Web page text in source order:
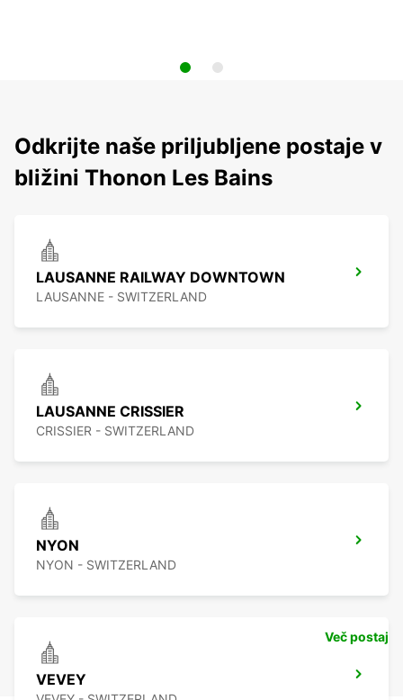
Odkrijte naše priljubljene postaje v
bližini Thonon Les Bains
LAUSANNE RAILWAY DOWNTOWN
LAUSANNE - SWITZERLAND
LAUSANNE CRISSIER
CRISSIER - SWITZERLAND
NYON
NYON - SWITZERLAND
VEVEY
Več postaj